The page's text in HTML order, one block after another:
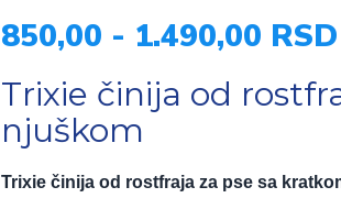
850,00 - 1.490,00 RSD
Trixie činija od
njuškom
Trixie činija od rostfraja za pse sa